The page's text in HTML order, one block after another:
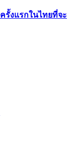
ครั้งแรกในไทยที่จะ